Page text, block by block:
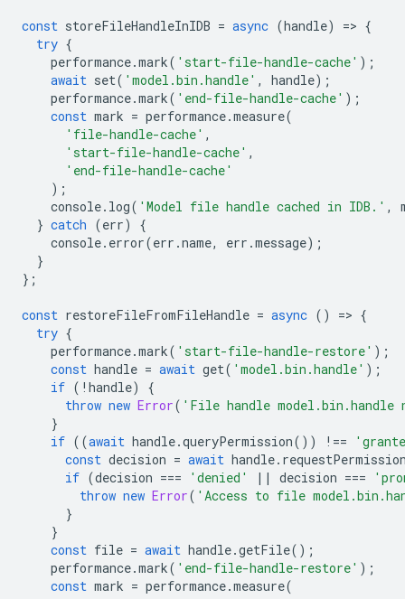
const storeFileHandleInIDB = async (handle) => {
try {
performance.mark( 'start-file-handle-cache' );
await set( 'model.bin.handle' , handle);
performance.mark( 'end-file-handle-cache' );
const mark = performance.measure(
'file-handle-cache' ,
'start-file-handle-cache' ,
'end-file-handle-cache'
);
console. log( 'Model file handle cached in IDB.' ,
} catch (err)
{
console. error(err .name, err .message);
}
};
const restoreFileFromFileHandle = async () => {
try {
performance.mark( 'start-file-handle-restore' );
const handle = await get( 'model.bin.handle' );
if ( ! handle)
{
throw new Error( 'File handle
}
if ((await handle.queryPermission()) !==
const decision = await handle.
if (decision === 'denied' || decision ===
throw new Error( 'Access to file
}
}
const file = await handle.getFile();
performance.mark( 'end-file-handle-restore' );
const mark = performance.measure(